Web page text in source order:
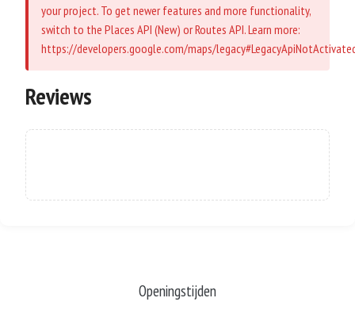
your project. To get newer features and more functionality,
switch to the Places API (New) or Routes API. Learn more:
https://developers.google.com/maps/
Reviews
Openingstijden